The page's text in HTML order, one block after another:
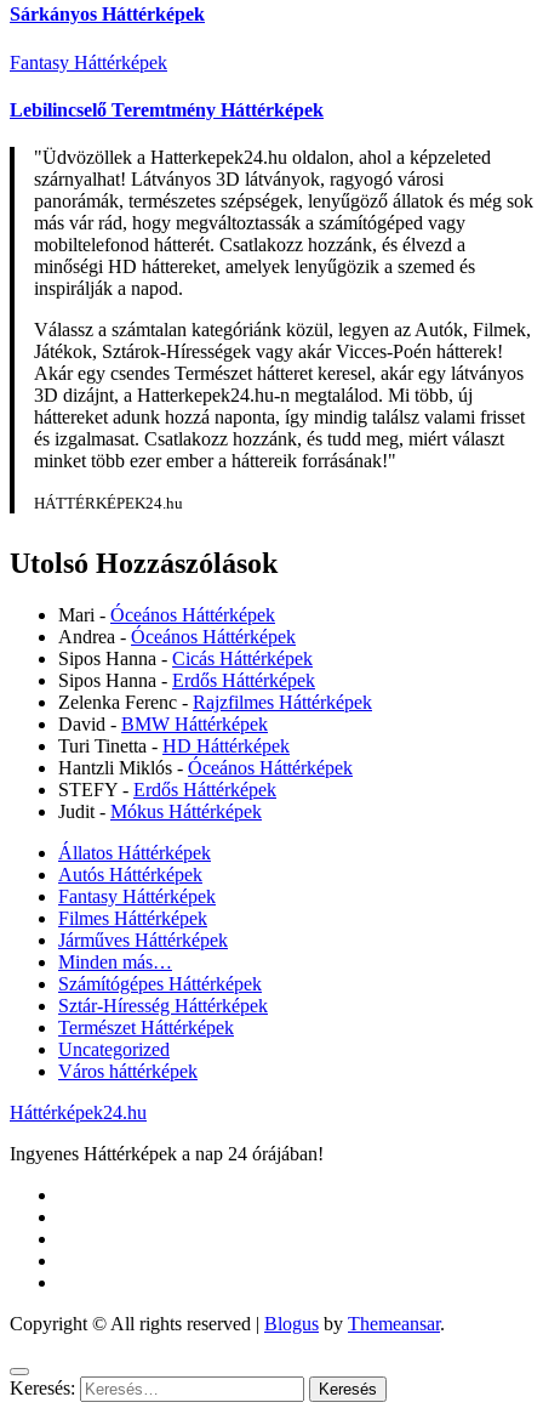
Sárkányos Háttérképek
Fantasy Háttérképek
Lebilincselő Teremtmény Háttérképek
"Üdvözöllek a Hatterkepek24.hu oldalon, ahol a képzeleted
szárnyalhat! Látványos 3D látványok, ragyogó városi
panorámák, természetes szépségek, lenyűgöző állatok és még sok
más vár rád, hogy megváltoztassák a számítógéped vagy
mobiltelefonod hátterét. Csatlakozz hozzánk, és élvezd a
minőségi HD háttereket, amelyek lenyűgözik a szemed és
inspirálják a napod.
Válassz a számtalan kategóriánk közül, legyen az Autók, Filmek,
Játékok, Sztárok-Hírességek vagy akár Vicces-Poén hátterek!
Akár egy csendes Természet hátteret keresel, akár egy látványos
3D dizájnt, a Hatterkepek24.hu-n megtalálod. Mi több, új
háttereket adunk hozzá naponta, így mindig találsz valami frisset
és izgalmasat. Csatlakozz hozzánk, és tudd meg, miért választ
minket több ezer ember a háttereik forrásának!"
HÁTTÉRKÉPEK24.hu
Utolsó Hozzászólások
Mari - Óceános Háttérképek
Andrea - Óceános Háttérképek
Sipos Hanna - Cicás Háttérképek
Sipos Hanna - Erdős Háttérképek
Zelenka Ferenc - Rajzfilmes Háttérképek
David - BMW Háttérképek
Turi Tinetta - HD Háttérképek
Hantzli Miklós - Óceános Háttérképek
STEFY - Erdős Háttérképek
Judit - Mókus Háttérképek
Állatos Háttérképek
Autós Háttérképek
Fantasy Háttérképek
Filmes Háttérképek
Járműves Háttérképek
Minden más…
Számítógépes Háttérképek
Sztár-Híresség Háttérképek
Természet Háttérképek
Uncategorized
Város háttérképek
Háttérképek24.hu
Ingyenes Háttérképek a nap 24 órájában!
Copyright © All rights reserved | Blogus by Themeansar.
Keresés: